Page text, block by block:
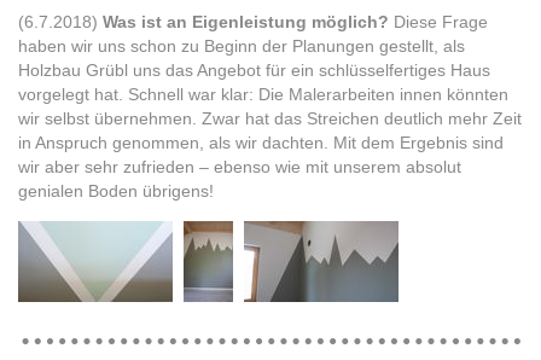
(6.7.2018) Was ist an Eigenleistung möglich? Diese Frage
haben wir uns schon zu Beginn der Planungen gestellt, als
Holzbau Grübl uns das Angebot für ein schlüsselfertiges Haus
vorgelegt hat. Schnell war klar: Die Malerarbeiten innen könnten
wir selbst übernehmen. Zwar hat das Streichen deutlich mehr Zeit
in Anspruch genommen, als wir dachten. Mit dem Ergebnis sind
wir aber sehr zufrieden – ebenso wie mit unserem absolut
genialen Boden übrigens!